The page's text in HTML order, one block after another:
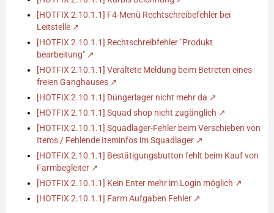
[HOTFIX 2.10.1.1] F4-Menü Rechtschreibefehler bei
Leitstelle
[HOTFIX 2.10.1.1] Rechtschreibfehler "Produkt
bearbeitung"
[HOTFIX 2.10.1.1] Veraltete Meldung beim Betreten eines
freien Ganghauses
[HOTFIX 2.10.1.1] Düngerlager nicht mehr da
[HOTFIX 2.10.1.1] Squad shop nicht zugänglich
[HOTFIX 2.10.1.1] Squadlager-Fehler beim Verschieben von
Items / Fehlende Iteminfos im Squadlager
[HOTFIX 2.10.1.1] Bestätigungsbutton fehlt beim Kauf von
Farmbegleiter
[HOTFIX 2.10.1.1] Kein Enter mehr im Login möglich
[HOTFIX 2.10.1.1] Farm Aufgaben Fehler